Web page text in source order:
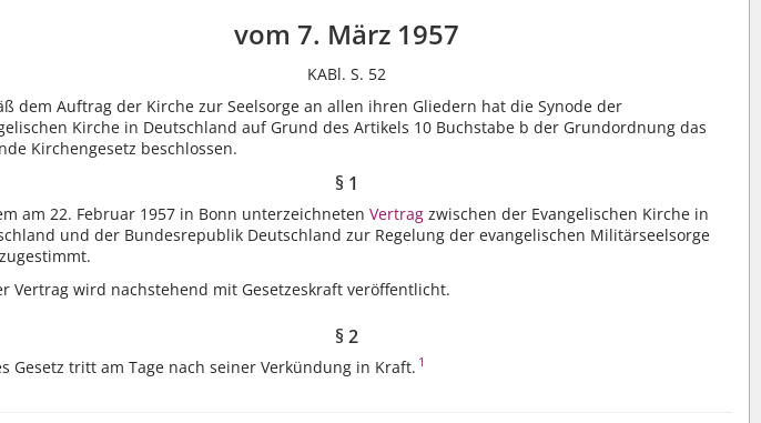
vom 7. März 1957
KABl. S. 52
dem Auftrag der Kirche zur Seelsorge an allen ihren Gliedern hat die Synode der
Kirche in Deutschland auf Grund des Artikels 10 Buchstabe b der Grundordnung das
Kirchengesetz beschlossen.
§ 1
am 22. Februar 1957 in Bonn unterzeichnetenVertrag zwischen der Evangelischen Kirche in
und der Bundesrepublik Deutschland zur Regelung der evangelischen Militärseelsorge
Vertrag wird nachstehend mit Gesetzeskraft veröffentlicht.
§ 2
Gesetz tritt am Tage nach seiner Verkündung in Kraft. 1